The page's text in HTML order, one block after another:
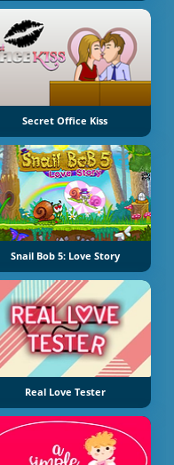
Secret Office Kiss
Snail Bob 5: Love Story
Real Love Tester